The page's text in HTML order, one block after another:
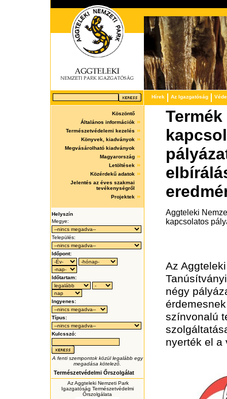
Hírek Az Igazgatóság
Köszöntő
Általános információk
Természetvédelemi kezelés
Könyvek, kiadványok
Megvásárolható kiadványok
Magyarország
Letöltések
Közérdekű adatok
Jelentés az éves szakmai
tevékenységről
Projektek
Helyszín
Megye:
Település:
Időpont:
Időtartam:
Ingyenes:
Típus:
Kulcsszó:
A fenti szempontok közül legalább egy
megadása kötelező.
Természetvédelmi Őrszolgálat
Az Aggteleki Nemzeti Park
Igazgatóság Természetvédelmi
Őrszolgálata
Aggteleki
kapcsolatos
Az
négy
színvonalú
nyerték el a